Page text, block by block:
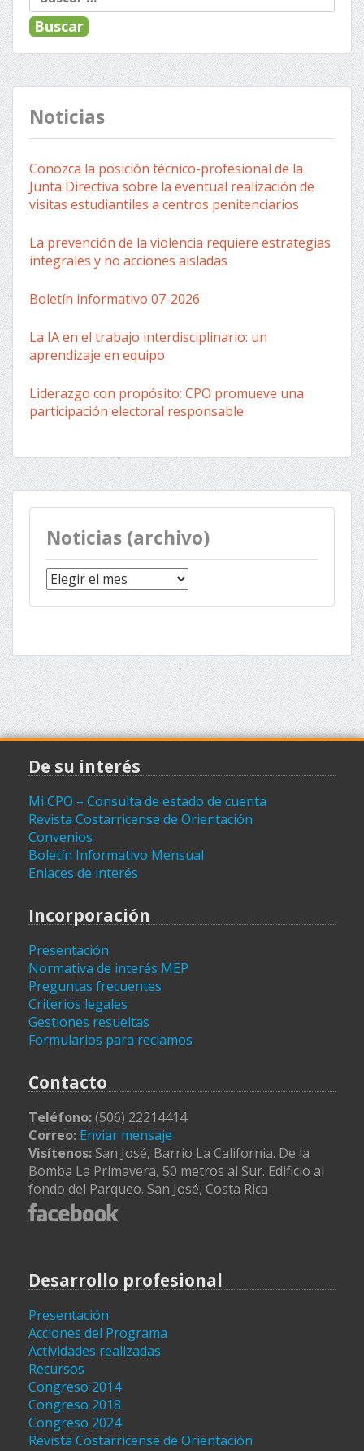
de
entradas
Noticias
Conozca la posición técnico-profesional de la
Junta Directiva sobre la eventual realización de
visitas estudiantiles a centros penitenciarios
La prevención de la violencia requiere estrategias
integrales y no acciones aisladas
Boletín informativo 07-2026
La IA en el trabajo interdisciplinario: un
aprendizaje en equipo
Liderazgo con propósito: CPO promueve una
participación electoral responsable
Noticias (archivo)
Noticias
(archivo)
De su interés
Mi CPO – Consulta de estado de cuenta
Revista Costarricense de Orientación
Convenios
Boletín Informativo Mensual
Enlaces de interés
Incorporación
Presentación
Normativa de interés MEP
Preguntas frecuentes
Criterios legales
Gestiones resueltas
Formularios para reclamos
Contacto
Teléfono:(506) 22214414
Correo: Enviar mensaje
Visítenos: San José, Barrio La California. De la
Bomba La Primavera, 50 metros al Sur. Edificio al
fondo del Parqueo. San José, Costa Rica
Desarrollo profesional
Presentación
Acciones del Programa
Actividades realizadas
Recursos
Congreso 2014
Congreso 2018
Congreso 2024
Revista Costarricense de Orientación